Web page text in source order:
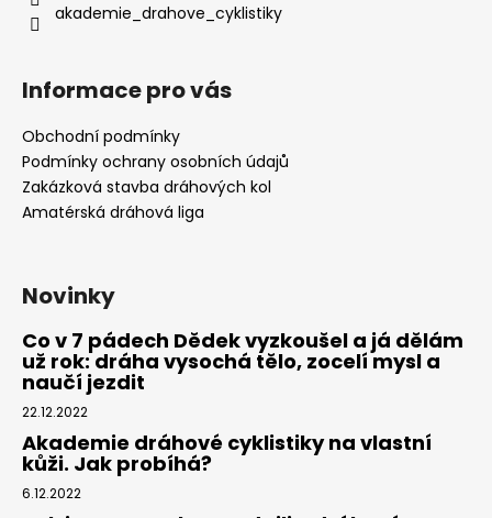
akademie_drahove_cyklistiky
Informace pro vás
Obchodní podmínky
Podmínky ochrany osobních údajů
Zakázková stavba dráhových kol
Amatérská dráhová liga
Novinky
Co v 7 pádech Dědek vyzkoušel a já dělám
už rok: dráha vysochá tělo, zocelí mysl a
naučí jezdit
22.12.2022
Akademie dráhové cyklistiky na vlastní
kůži. Jak probíhá?
6.12.2022